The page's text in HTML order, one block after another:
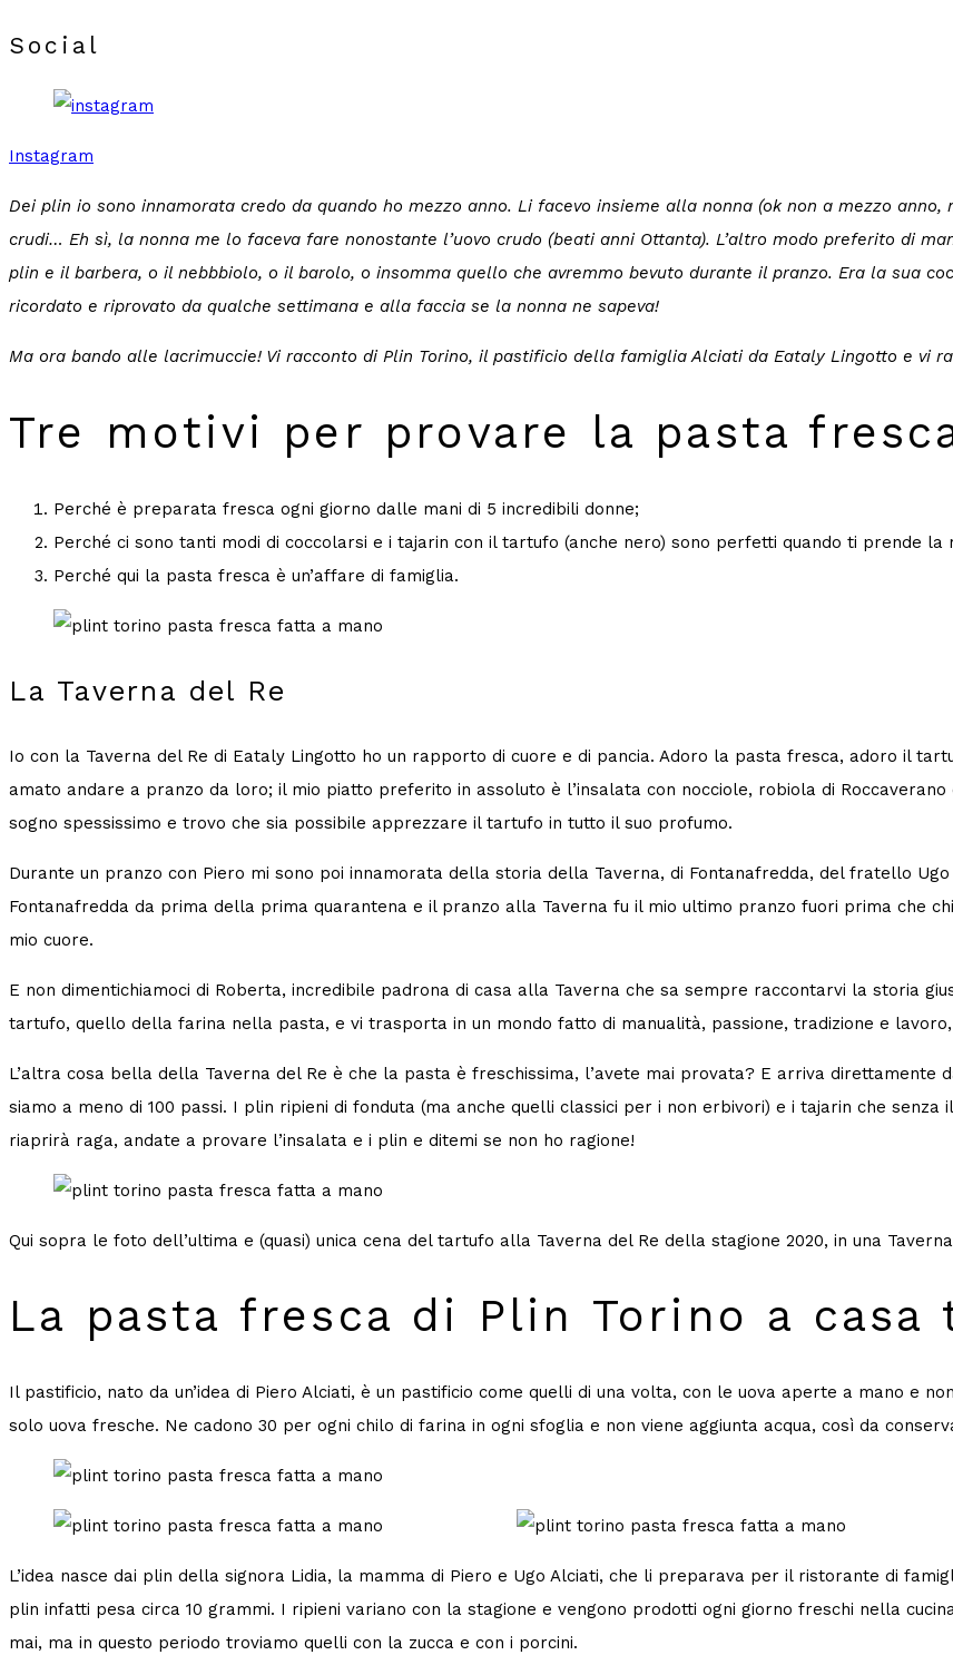
Social
Instagram
Dei plin io sono innamorata credo da quando ho mezzo anno. Li facevo insieme alla nonna (ok non a mezzo
crudi… Eh sì, la nonna me lo faceva fare nonostante l’uovo crudo (beati anni Ottanta). L’altro modo preferito di
plin e il barbera, o il nebbbiolo, o il barolo, o insomma quello che avremmo bevuto durante il pranzo. Era la sua
ricordato e riprovato da qualche settimana e alla faccia se la nonna ne sapeva!
Ma ora bando alle lacrimuccie! Vi racconto di Plin Torino, il pastificio della famiglia Alciati da Eataly Lingotto e vi
Tre motivi per provare la pasta
Perché è preparata fresca ogni giorno dalle mani di 5 incredibili donne;
Perché ci sono tanti modi di coccolarsi e i tajarin con il tartufo (anche nero) sono perfetti quando ti prende la
Perché qui la pasta fresca è un’affare di famiglia.
La Taverna del Re
Io con la Taverna del Re di Eataly Lingotto ho un rapporto di cuore e di pancia. Adoro la pasta fresca, adoro il
amato andare a pranzo da loro; il mio piatto preferito in assoluto è l’insalata con nocciole, robiola di
sogno spessissimo e trovo che sia possibile apprezzare il tartufo in tutto il suo profumo.
Durante un pranzo con Piero mi sono poi innamorata della storia della Taverna, di Fontanafredda, del fratello
Fontanafredda da prima della prima quarantena e il pranzo alla Taverna fu il mio ultimo pranzo fuori prima che
mio cuore.
E non dimentichiamoci di Roberta, incredibile padrona di casa alla Taverna che sa sempre raccontarvi la storia
tartufo, quello della farina nella pasta, e vi trasporta in un mondo fatto di manualità, passione, tradizione e
L’altra cosa bella della Taverna del Re è che la pasta è freschissima, l’avete mai provata? E arriva
siamo a meno di 100 passi. I plin ripieni di fonduta (ma anche quelli classici per i non erbivori) e i tajarin che
riaprirà raga, andate a provare l’insalata e i plin e ditemi se non ho ragione!
Qui sopra le foto dell’ultima e (quasi) unica cena del tartufo alla Taverna del Re della stagione 2020, in una
La pasta fresca di Plin Torino a casa
Il pastificio, nato da un’idea di Piero Alciati, è un pastificio come quelli di una volta, con le uova aperte a mano e
solo uova fresche. Ne cadono 30 per ogni chilo di farina in ogni sfoglia e non viene aggiunta acqua, così da
L’idea nasce dai plin della signora Lidia, la mamma di Piero e Ugo Alciati, che li preparava per il ristorante di
plin infatti pesa circa 10 grammi. I ripieni variano con la stagione e vengono prodotti ogni giorno freschi nella
mai, ma in questo periodo troviamo quelli con la zucca e con i porcini.